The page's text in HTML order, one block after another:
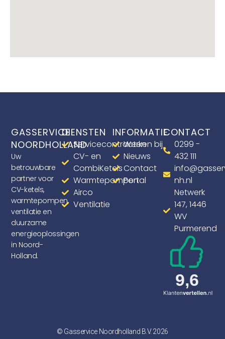
GASSERVICE
NOORDHOLLAND
Uw
betrouwbare
partner voor
CV-ketels,
warmtepompen,
ventilatie en
duurzame
energieoplossingen
in Noord-
Holland.
DIENSTEN
Servicecontracten
CV- en
CombiKetels
Warmtepompen
Airco
Ventilatie
INFORMATIE
Werken bij
Nieuws
Contact
Portal
CONTACT
0299 -
432 111
nh.nl
Netwerk
147, 1446
WV
Purmerend
© Gasservice Noordholland B.V. 2026